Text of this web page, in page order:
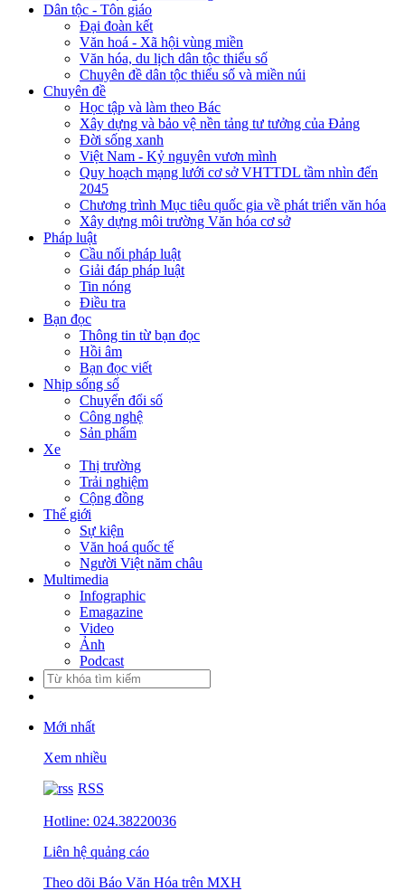
Dân tộc - Tôn giáo
Đại đoàn kết
Văn hoá - Xã hội vùng miền
Văn hóa, du lịch dân tộc thiểu số
Chuyên đề dân tộc thiểu số và miền núi
Chuyên đề
Học tập và làm theo Bác
Xây dựng và bảo vệ nền tảng tư tưởng của Đảng
Đời sống xanh
Việt Nam - Kỷ nguyên vươn mình
Quy hoạch mạng lưới cơ sở VHTTDL tầm nhìn đến
2045
Chương trình Mục tiêu quốc gia về phát triển văn hóa
Xây dựng môi trường Văn hóa cơ sở
Pháp luật
Cầu nối pháp luật
Giải đáp pháp luật
Tin nóng
Điều tra
Bạn đọc
Thông tin từ bạn đọc
Hồi âm
Bạn đọc viết
Nhịp sống số
Chuyển đổi số
Công nghệ
Sản phẩm
Xe
Thị trường
Trải nghiệm
Cộng đồng
Thế giới
Sự kiện
Văn hoá quốc tế
Người Việt năm châu
Multimedia
Infographic
Emagazine
Video
Ảnh
Podcast
Mới nhất
Xem nhiều
RSS
Hotline: 024.38220036
Liên hệ quảng cáo
Theo dõi Báo Văn Hóa trên MXH